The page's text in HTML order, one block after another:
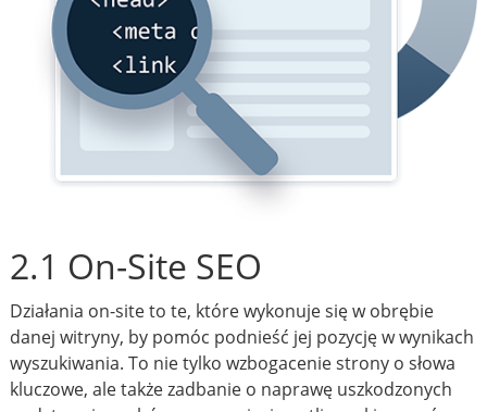
2.1 On-Site SEO
Działania on-site to te, które wykonuje się w obrębie
danej witryny, by pomóc podnieść jej pozycję w wynikach
wyszukiwania. To nie tylko wzbogacenie strony o słowa
kluczowe, ale także zadbanie o naprawę uszkodzonych